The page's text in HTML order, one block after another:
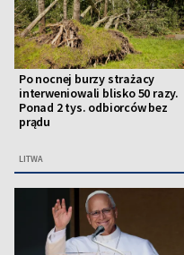
Po nocnej burzy strażacy
interweniowali blisko 50 razy.
Ponad 2 tys. odbiorców bez
prądu
LITWA